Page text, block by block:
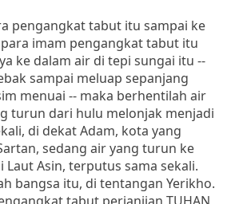
pengangkat tabut itu sampai ke
imam pengangkat tabut itu
ke dalam air di tepi sungai itu --
sampai meluap sepanjang
menuai -- maka berhentilah air
turun dari hulu melonjak menjadi
di dekat Adam, kota yang
sedang air yang turun ke
Laut Asin, terputus sama sekali.
bangsa itu, di tentangan Yerikho.
tabut perjanjian TUHAN